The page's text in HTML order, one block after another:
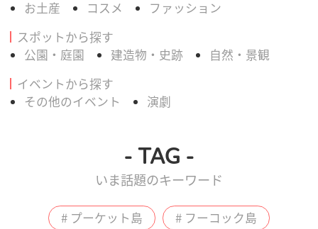
お土産 コスメ ファッション
スポットから探す
公園・庭園 建造物・史跡 自然・景観
イベントから探す
その他のイベント 演劇
- TAG -
いま話題のキーワード
# プーケット島 # フーコック島